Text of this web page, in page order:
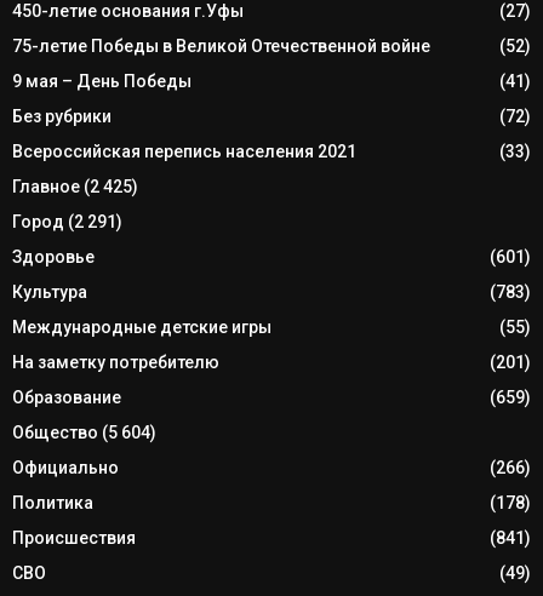
450-летие основания г.Уфы
(27)
75-летие Победы в Великой Отечественной войне
(52)
9 мая – День Победы
(41)
Без рубрики
(72)
Всероссийская перепись населения 2021
(33)
Главное (2 425)
Город (2 291)
Здоровье
(601)
Культура
(783)
Международные детские игры
(55)
На заметку потребителю
(201)
Образование
(659)
Общество (5 604)
Официально
(266)
Политика
(178)
Происшествия
(841)
СВО
(49)